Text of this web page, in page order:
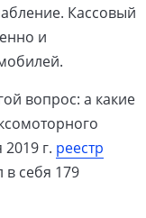
Кассовый
и
вопрос: а какие
г. реестр
себя 179